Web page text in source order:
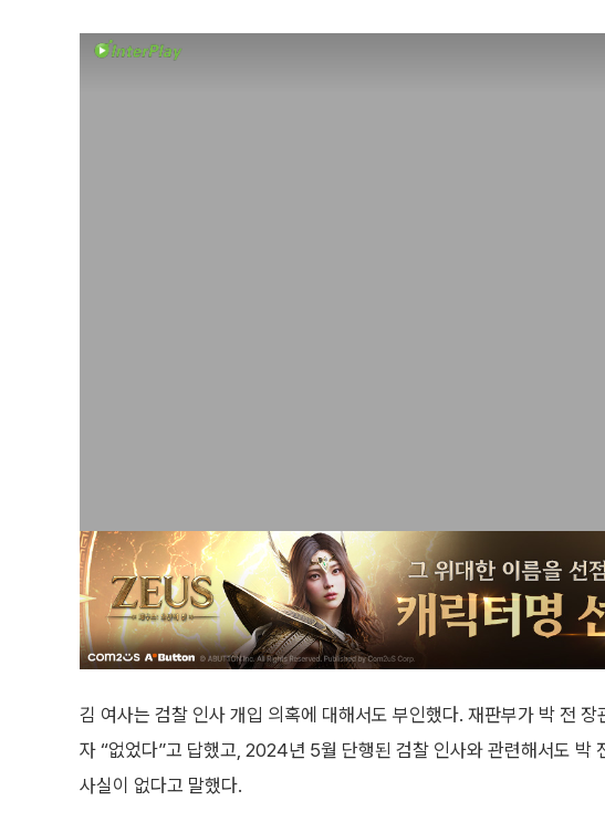
김 여사는 검찰 인사 개입 의혹에 대해서도 부인했다. 재판부가 박 전
자 “없었다”고 답했고, 2024년 5월 단행된 검찰 인사와 관련해서도 박
사실이 없다고 말했다.